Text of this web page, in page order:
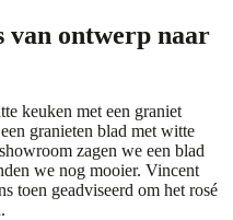
van ontwerp naar
keuken met een graniet
granieten blad met witte
zagen we een blad
we nog mooier. Vincent
toen geadviseerd om het rosé